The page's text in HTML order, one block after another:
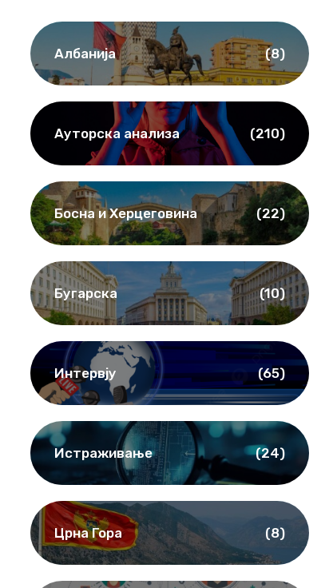
Албанија (8)
Ауторска анализа (210)
Босна и Херцеговина (22)
Бугарска (10)
Интервју (65)
Истраживање (24)
Црна Гора (8)